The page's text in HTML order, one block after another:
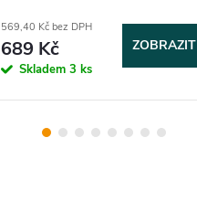
569,40 Kč bez DPH
689 Kč
Skladem 3 ks
ZOBRAZIT